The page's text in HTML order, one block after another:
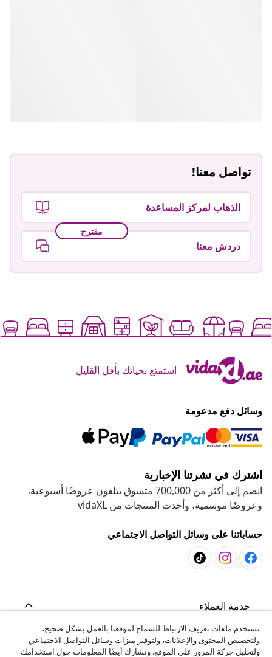
تواصل معنا!
الذهاب لمركز المساعدة
مقترح
دردش معنا
استمتع بحياتك بأقل القليل
وسائل دفع مدعومة
اشترك في نشرتنا الإخبارية
انضم إلى أكثر من 700,000 متسوق يتلقون عروضًا أسبوعية،
وعروضًا موسمية، وأحدث المنتجات من vidaXL
حساباتنا على وسائل التواصل الاجتماعي
خدمة العملاء
المشاريع
نستخدم ملفات تعريف الارتباط للسماح لموقعنا بالعمل بشكل صحيح،
ولتخصيص المحتوى والإعلانات، ولتوفير ميزات وسائل التواصل الاجتماعي
ولتحليل حركة المرور على الموقع. ونشارك أيضًا المعلومات حول استخدامك